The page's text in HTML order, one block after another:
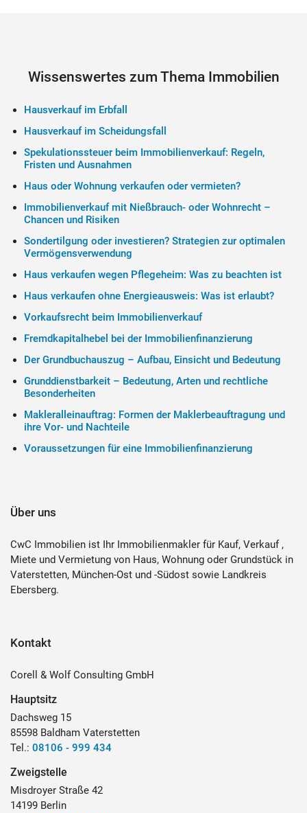
Wissenswertes zum Thema Immobilien
Hausverkauf im Erbfall
Hausverkauf im Scheidungsfall
Spekulationssteuer beim Immobilienverkauf: Regeln,
Fristen und Ausnahmen
Haus oder Wohnung verkaufen oder vermieten?
Immobilienverkauf mit Nießbrauch- oder Wohnrecht –
Chancen und Risiken
Sondertilgung oder investieren? Strategien zur optimalen
Vermögensverwendung
Haus verkaufen wegen Pflegeheim: Was zu beachten ist
Haus verkaufen ohne Energieausweis: Was ist erlaubt?
Vorkaufsrecht beim Immobilienverkauf
Fremdkapitalhebel bei der Immobilienfinanzierung
Der Grundbuchauszug – Aufbau, Einsicht und Bedeutung
Grunddienstbarkeit – Bedeutung, Arten und rechtliche
Besonderheiten
Makleralleinauftrag: Formen der Maklerbeauftragung und
ihre Vor- und Nachteile
Voraussetzungen für eine Immobilienfinanzierung
Über uns
CwC Immobilien ist Ihr Immobilienmakler für Kauf, Verkauf ,
Miete und Vermietung von Haus, Wohnung oder Grundstück in
Vaterstetten, München-Ost und -Südost sowie Landkreis
Ebersberg.
Kontakt
Corell & Wolf Consulting GmbH
Hauptsitz
Dachsweg 15
85598 Baldham Vaterstetten
Tel.: 08106 - 999 434
Zweigstelle
Misdroyer Straße 42
14199 Berlin